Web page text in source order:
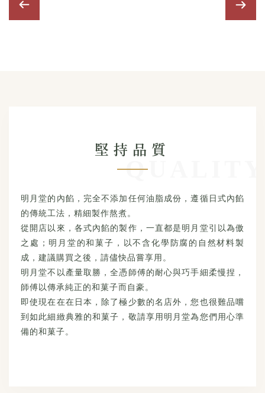
堅持品質
明月堂的內餡，完全不添加任何油脂成份，遵循日式內餡
的傳統工法，精細製作熬煮。
從開店以來，各式內餡的製作，一直都是明月堂引以為傲
之處；明月堂的和菓子，以不含化學防腐的自然材料製
成，建議購買之後，請儘快品嘗享用。
明月堂不以產量取勝，全憑師傅的耐心與巧手細柔慢捏，
師傅以傳承純正的和菓子而自豪。
即使現在在在日本，除了極少數的名店外，您也很難品嚐
到如此細緻典雅的和菓子，敬請享用明月堂為您們用心準
備的和菓子。